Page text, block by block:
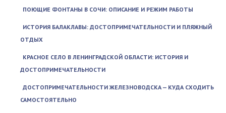
ПОЮЩИЕ ФОНТАНЫ В СОЧИ: ОПИСАНИЕ И РЕЖИМ РАБОТЫ
ИСТОРИЯ БАЛАКЛАВЫ: ДОСТОПРИМЕЧАТЕЛЬНОСТИ И ПЛЯЖНЫЙ
ОТДЫХ
КРАСНОЕ СЕЛО В ЛЕНИНГРАДСКОЙ ОБЛАСТИ: ИСТОРИЯ И
ДОСТОПРИМЕЧАТЕЛЬНОСТИ
ДОСТОПРИМЕЧАТЕЛЬНОСТИ ЖЕЛЕЗНОВОДСКА — КУДА СХОДИТЬ
САМОСТОЯТЕЛЬНО